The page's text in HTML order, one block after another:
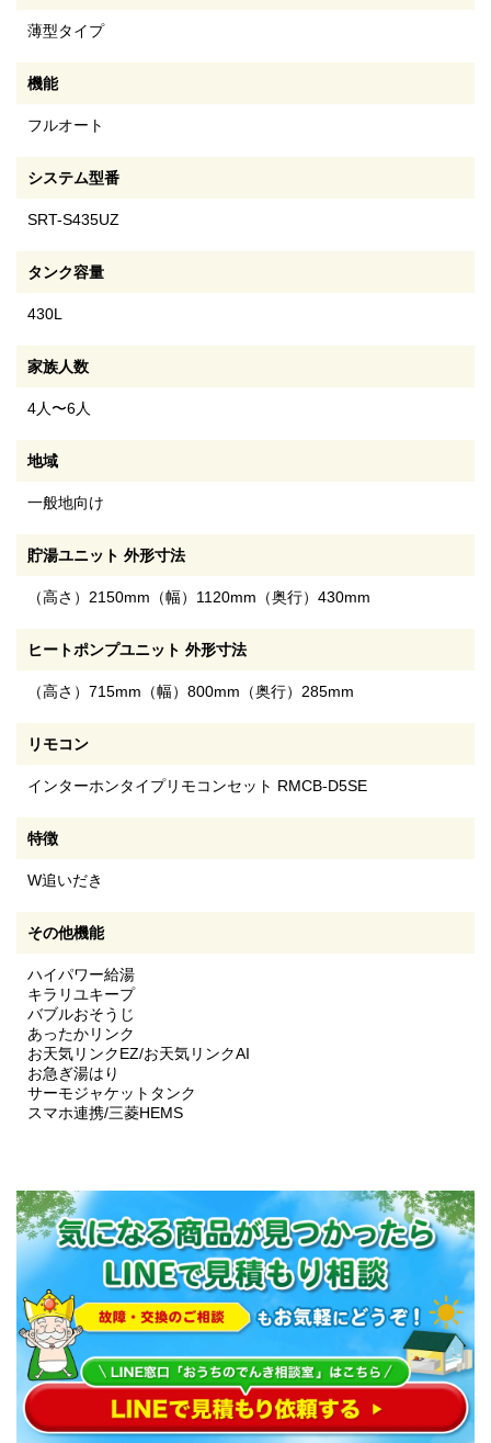
薄型タイプ
機能
フルオート
システム型番
SRT-S435UZ
タンク容量
430L
家族人数
4人〜6人
地域
一般地向け
貯湯ユニット 外形寸法
（高さ）2150mm（幅）1120mm（奥行）430mm
ヒートポンプユニット 外形寸法
（高さ）715mm（幅）800mm（奥行）285mm
リモコン
インターホンタイプリモコンセット RMCB-D5SE
特徴
W追いだき
その他機能
ハイパワー給湯
キラリユキープ
バブルおそうじ
あったかリンク
お天気リンクEZ/お天気リンクAI
お急ぎ湯はり
サーモジャケットタンク
スマホ連携/三菱HEMS